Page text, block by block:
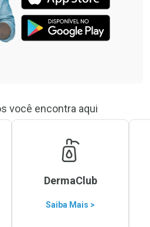
você encontra aqui
DermaClub
Saiba Mais >